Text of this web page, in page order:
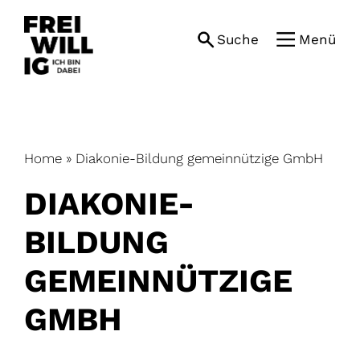
content
Suche Menü
Home » Diakonie-Bildung gemeinnützige GmbH
DIAKONIE-
BILDUNG
GEMEINNÜTZIGE
GMBH